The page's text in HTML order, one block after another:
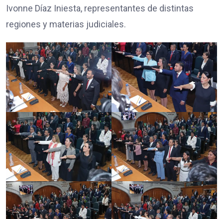
Ivonne Díaz Iniesta, representantes de distintas
regiones y materias judiciales.